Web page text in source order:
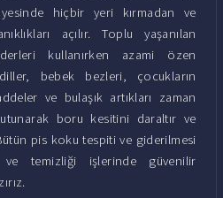
hiçbir yeri kırmadan ve
açılır. Toplu yaşanılan
kullanırken azami özen
bebek bezleri, çocukların
ve bulaşık artıkları zaman
boru kesitini daraltır ve
pis koku tespiti ve giderilmesi
temizliği işlerinde güvenilir